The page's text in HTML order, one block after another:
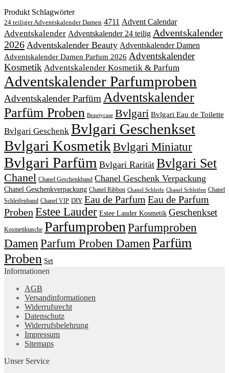
Produkt Schlagwörter
24 teiliger Adventskalender Damen 4711 Advent Calendar
Adventskalender Adventskalender 24 teilig Adventskalender
2026 Adventskalender Beauty Adventskalender Damen
Adventskalender Damen Parfum 2026 Adventskalender
Kosmetik Adventskalender Kosmetik & Parfum
Adventskalender Parfumproben
Adventskalender ParfümAdventskalender
Parfüm Proben Beautycase Bvlgari Bvlgari Eau de Toilette
Bvlgari Geschenk Bvlgari Geschenkset
Bvlgari KosmetikBvlgari Miniatur
Bvlgari Parfüm Bvlgari Rarität Bvlgari Set
Chanel Chanel Geschenkband Chanel Geschenk Verpackung
Chanel Geschenkverpackung Chanel Ribbon Chanel Schleife Chanel Schleifen Chanel
Schleifenband Chanel VIP DIY Eau de Parfum Eau de Parfum
Proben Estee Lauder Estee Lauder Kosmetik Geschenkset
Kosmetiktasche ParfumprobenParfumproben
Damen Parfum Proben Damen Parfüm
Proben Set
Informationen
AGB
Versandinformationen
Widerrufsrecht
Datenschutz
Widerrufsbelehrung
Impressum
Sitemaps
Unser Service